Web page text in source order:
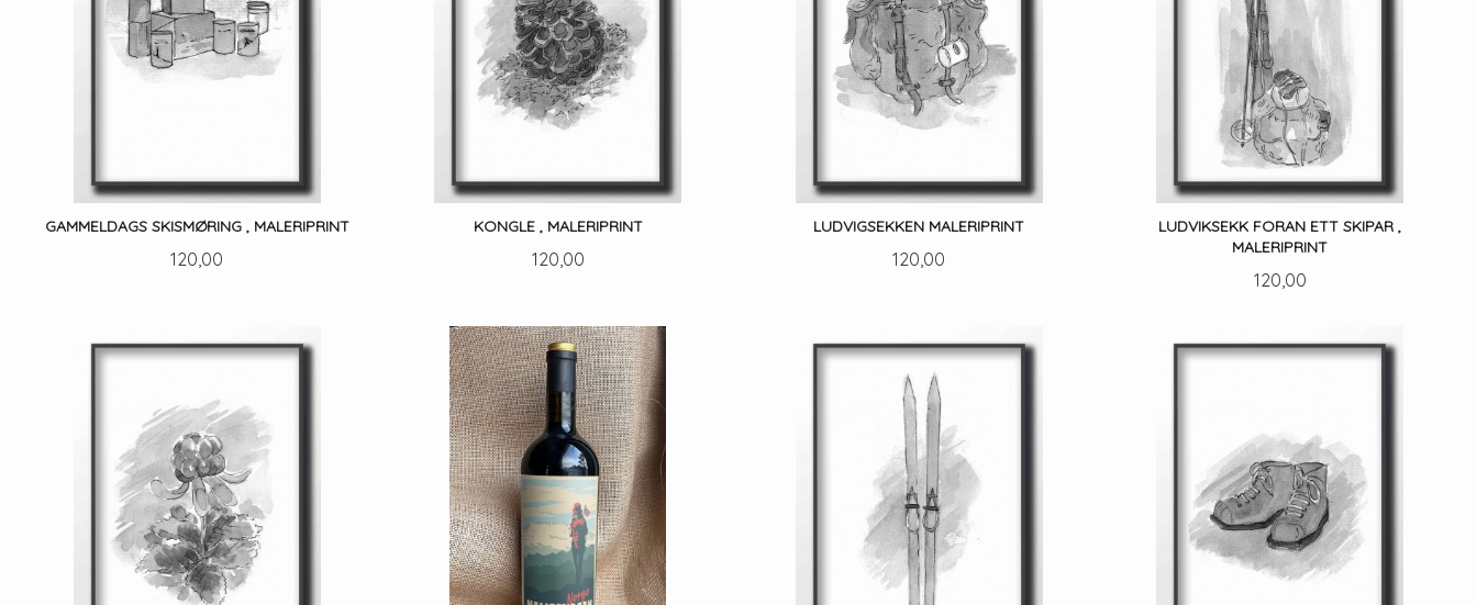
GAMMELDAGS SKISMØRING , MALERIPRINT
Pris
120,00
KONGLE , MALERIPRINT
Pris
120,00
LES MER
LUDVIGSEKKEN MALERIPRINT
Pris
120,00
LUDVIKSEKK FORAN ETT SKIPAR ,
MALERIPRINT
Pris
120,00